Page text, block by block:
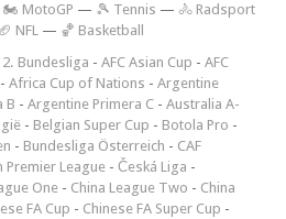
🏍 MotoGP — 🎾 Tennis — 🚴 Radsport
🏈 NFL — 🏀 Basketball
2. Bundesliga - AFC Asian Cup - AFC
- Africa Cup of Nations - Argentine
B - Argentine Primera C - Australia A-
- Belgian Super Cup - Botola Pro -
- Bundesliga Österreich - CAF
Premier League - Česká Liga -
One - China League Two - China
FA Cup - Chinese FA Super Cup -